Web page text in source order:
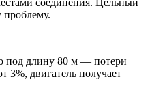
соединения. Цельный
проблему.
под длину 80 м — потери
двигатель получает